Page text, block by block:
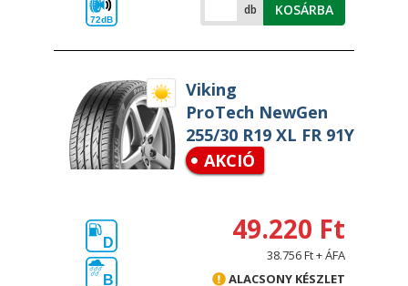
72dB
db KOSÁRBA
Viking
ProTech NewGen
255/30 R19 XL FR 91Y
AKCIÓ
D
B
49.220 Ft
38.756 Ft + ÁFA
ALACSONY KÉSZLET